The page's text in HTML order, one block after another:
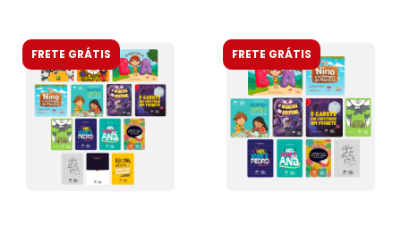
FRETE GRÁTIS FRETE GRÁTIS